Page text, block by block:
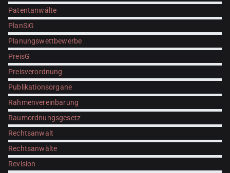
Patentanwälte
PlanSiG
Planungswettbewerbe
PreisG
Preisverordnung
Publikationsorgane
Rahmenvereinbarung
Raumordnungsgesetz
Rechtsanwalt
Rechtsanwälte
Revision